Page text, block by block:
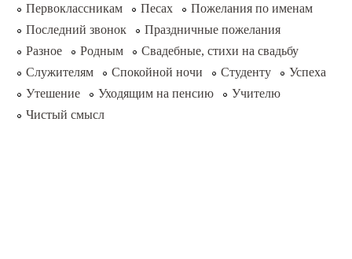
Первоклассникам
Песах
Пожелания по именам
Последний звонок
Праздничные пожелания
Разное
Родным
Свадебные, стихи на свадьбу
Служителям
Спокойной ночи Студенту
Успеха
Утешение
Уходящим на пенсию
Учителю
Чистый смысл